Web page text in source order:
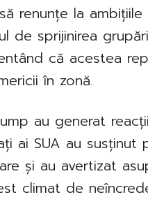
renunțe la
de sprijinirea
că acestea
în zonă.
au generat
ai SUA au susținut
și au avertizat
climat de